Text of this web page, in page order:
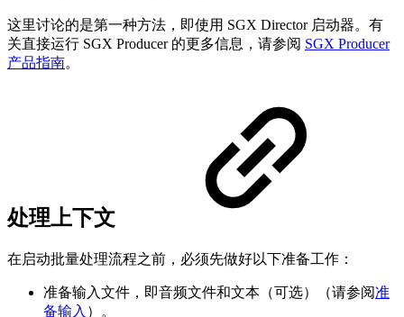
这里讨论的是第一种方法，即使用 SGX Director 启动器。有
关直接运行 SGX Producer 的更多信息，请参阅 SGX Producer
产品指南。
处理上下文
在启动批量处理流程之前，必须先做好以下准备工作：
准备输入文件，即音频文件和文本（可选）（请参阅准
备输入 ）。